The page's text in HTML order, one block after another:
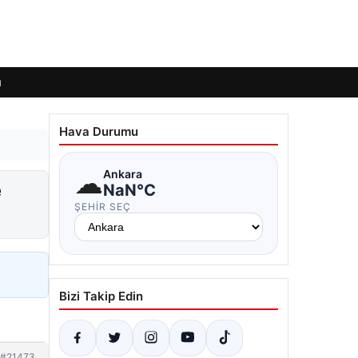
Hava Durumu
☁Ankara
NaN°C
ŞEHIR SEÇ
Bizi Takip Edin